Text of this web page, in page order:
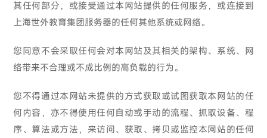
其任何部分，或接受通过本网站提供的任何服务，或连接到
上海世外教育集团服务器的任何其他系统或网络。
您同意不会采取任何会对本网站及其相关的架构、系统、网
络带来不合理或不成比例的高负载的行为。
您不得通过本网站未提供的方式获取或试图获取本网站的任
何内容，亦不得使用任何自动或手动的流程、抓取设备、程
序、算法或方法，来访问、获取、拷贝或监控本网站的任何